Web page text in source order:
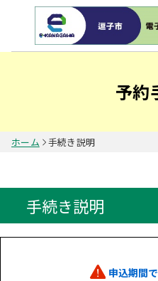
予約
ホーム 手続き説明
手続き説明
申込期間